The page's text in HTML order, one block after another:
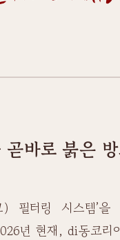
바로 붉은
필터링 시스템’을
년 현재, di동코리